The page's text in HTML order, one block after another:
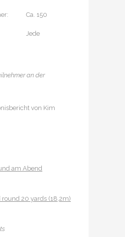
Ca. 150
Jede
an der
von Kim
am Abend
round 20 yards (18,2m)